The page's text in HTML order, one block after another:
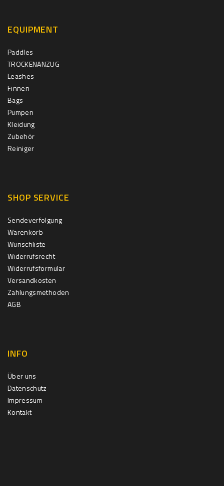
EQUIPMENT
Paddles
TROCKENANZUG
Leashes
Finnen
Bags
Pumpen
Kleidung
Zubehör
Reiniger
SHOP SERVICE
Sendeverfolgung
Warenkorb
Wunschliste
Widerrufsrecht
Widerrufsformular
Versandkosten
Zahlungsmethoden
AGB
INFO
Über uns
Datenschutz
Impressum
Kontakt